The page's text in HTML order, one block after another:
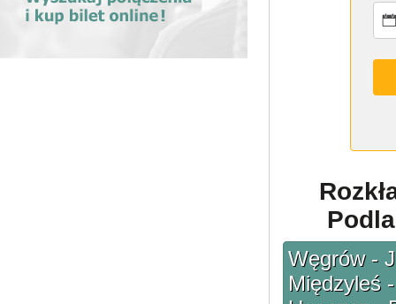
Węgrów -
Międzyleś